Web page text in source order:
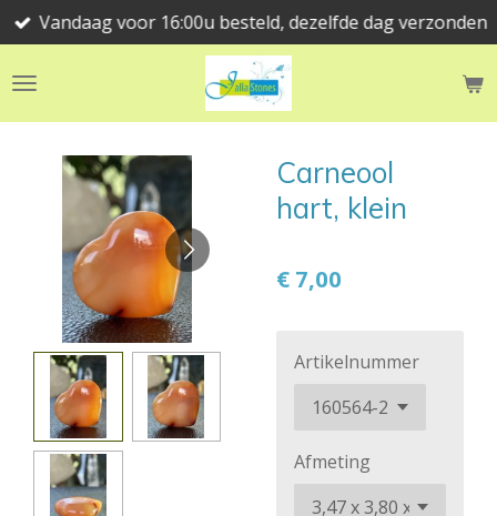
Ga
direct
naar
Vandaag voor 16:00u besteld, dezelfde dag verzonden
Carneool
hart, klein
€ 7,00
Artikelnummer
Afmeting